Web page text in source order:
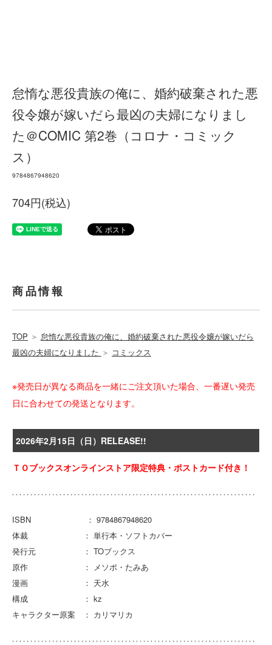
怠惰な悪役貴族の俺に、婚約破棄された悪
役令嬢が嫁いだら最凶の夫婦になりまし
た＠COMIC 第2巻（コロナ・コミック
ス）
9784867948620
704円(税込)
商品情報
TOP ＞ 怠惰な悪役貴族の俺に、婚約破棄された悪役令嬢が嫁いだら
最凶の夫婦になりました ＞ コミックス
※発売日が異なる商品を一緒にご注文頂いた場合、一番遅い発売
日に合わせての発送となります。
2026年2月15日（日）RELEASE!!
ＴＯブックスオンラインストア限定特典・ポストカード付き！
ISBN ： 9784867948620
体裁 ： 単行本・ソフトカバー
発行元 ： TOブックス
原作 ： メソポ・たみあ
漫画 ： 天水
構成 ： kz
キャラクター原案 ： カリマリカ